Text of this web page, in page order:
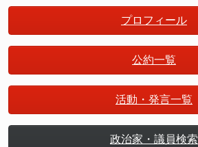
プロフィール
公約一覧
活動・発言一覧
政治家・議員検索